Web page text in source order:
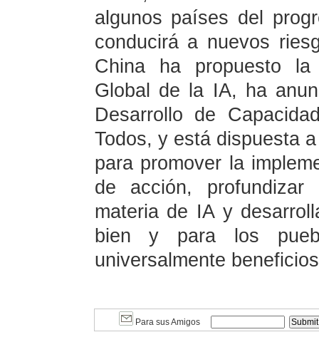
algunos países del
conducirá a nuevos
China ha propuesto
Global de la IA, ha
Desarrollo de
Todos, y está dispuesta
para promover la
de acción,
materia de IA y
bien y para los
universalmente
Para sus Amigos